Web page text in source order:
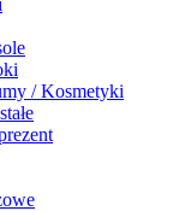
/ Kosmetyki